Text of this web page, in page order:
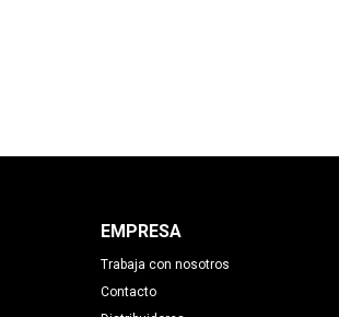
EMPRESA
Trabaja con nosotros
Contacto